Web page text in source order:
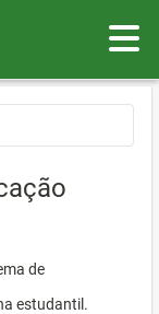
de
estudantil.